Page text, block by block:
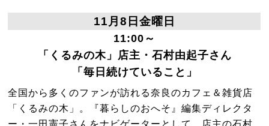
11月8日金曜日
11:00～
「くるみの木」店主・石村由起子さん
「毎日続けていること」
全国から多くのファンが訪れる奈良のカフェ＆雑貨店
「くるみの木」。『暮らしのおへそ』編集ディレクタ
ー・一田憲子さんをナビゲーターとして、店主の石村